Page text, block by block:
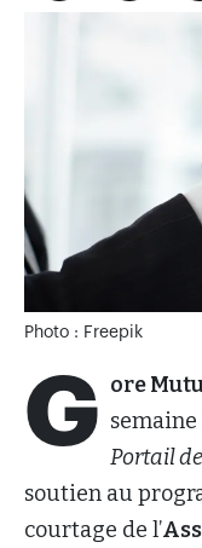
Photo : Freepik
G ore
semaine
Portail
soutien au
courtage de l’